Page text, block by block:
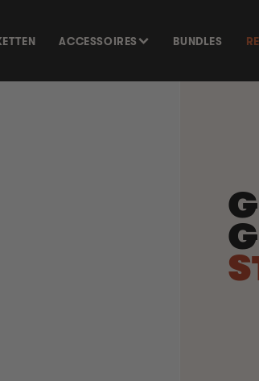
ACCESSOIRES BUNDLES